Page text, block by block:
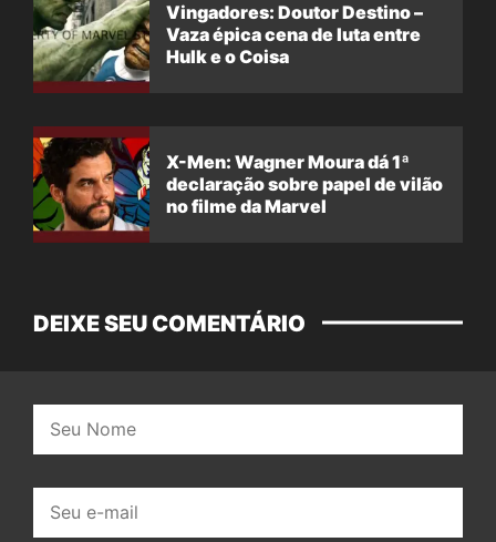
Vingadores: Doutor Destino –
Vaza épica cena de luta entre
Hulk e o Coisa
X-Men: Wagner Moura dá 1ª
declaração sobre papel de vilão
no filme da Marvel
DEIXE SEU COMENTÁRIO
mail: